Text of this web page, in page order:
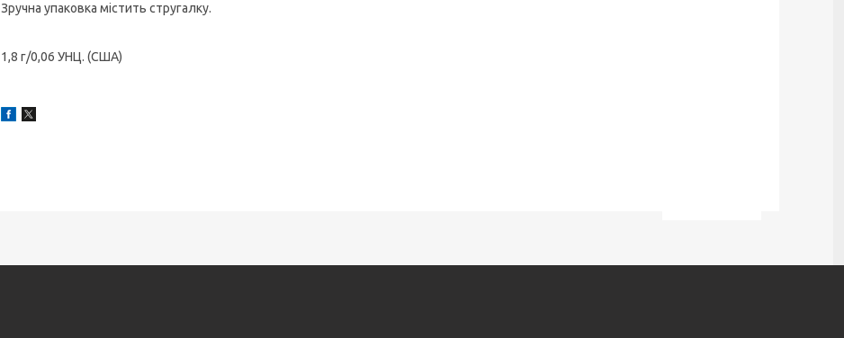
Зручна упаковка містить стругалку.
1,8 г/0,06 УНЦ. (США)